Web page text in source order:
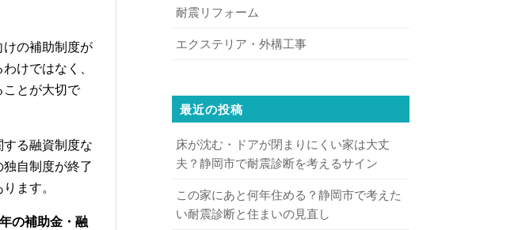
の補助制度が
けではなく、
とが大切で
る融資制度な
自制度が終了
ます。
の補助金・融
耐震リフォーム
エクステリア・外構工事
最近の投稿
床が沈む・ドアが閉まりにくい家は大丈
夫？静岡市で耐震診断を考えるサイン
この家にあと何年住める？静岡市で考えた
い耐震診断と住まいの見直し